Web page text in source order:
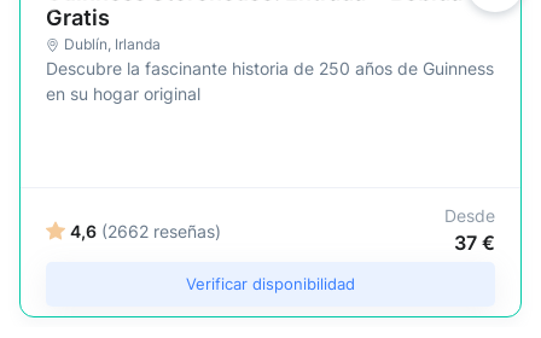
Gratis
Dublín, Irlanda
Descubre la fascinante historia de 250 años de Guinness
en su hogar original
4,6 (2662 reseñas)
Desde
37 €
Verificar disponibilidad